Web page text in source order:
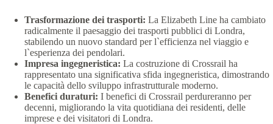
Trasformazione dei trasporti: La Elizabeth Line ha cambiato
radicalmente il paesaggio dei trasporti pubblici di Londra,
stabilendo un nuovo standard per l`efficienza nel viaggio e
l`esperienza dei pendolari.
Impresa ingegneristica: La costruzione di Crossrail ha
rappresentato una significativa sfida ingegneristica, dimostrando
le capacità dello sviluppo infrastrutturale moderno.
Benefici duraturi: I benefici di Crossrail perdureranno per
decenni, migliorando la vita quotidiana dei residenti, delle
imprese e dei visitatori di Londra.